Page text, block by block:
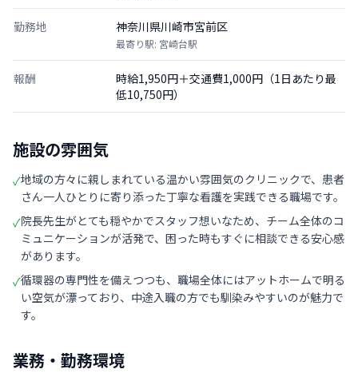
勤務地 神奈川県川崎市宮前区
最寄り駅: 宮崎台駅
報酬
時給1,950円＋交通費1,000円（1日あたり最
低10,750円）
施設の雰囲気
✓地域の方々に親しまれている温かい雰囲気のクリニックで、患者
さん一人ひとりに寄り添った丁寧な看護を実践できる職場です。
✓院長先生がとても穏やかでスタッフ想いなため、チーム全体のコ
ミュニケーションが活発で、困った時もすぐに相談できる安心感
があります。
✓循環器の専門性を備えつつも、職場全体にはアットホームで明る
い空気が漂っており、中途入職の方でも馴染みやすいのが魅力で
す。
業務・勤務環境